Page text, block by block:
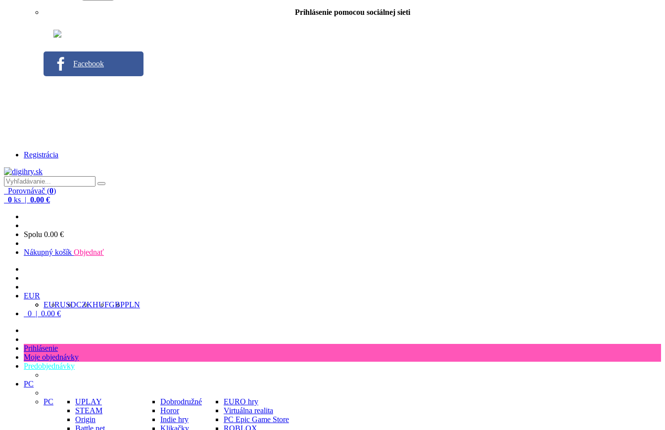
Prihlásenie pomocou sociálnej sieti
Facebook
Registrácia
Porovnávač (0)
0 ks | 0.00 €
Spolu 0.00 €
Nákupný košík Objednať
EUR
EURUSDCZKHUFGBPPLN
0 | 0.00 €
Prihlásenie
Moje objednávky
Predobjednávky
PC
PC
UPLAY
STEAM
Origin
Dobrodružné
Horor
Indie hry
EURO hry
Virtuálna realita
PC Epic Game Store